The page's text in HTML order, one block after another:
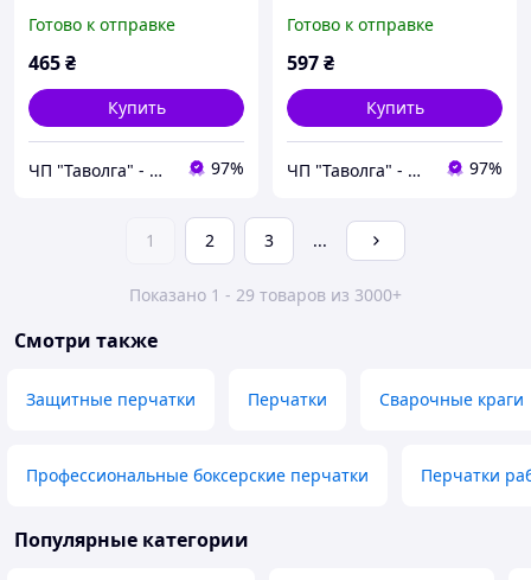
Готово к отправке
465₴
Купить
ЧП "Таволга" - магазин запчастей и инструментов 97%
подкладкой
Готово к отправке
597₴
Купить
ЧП "Таволга" - магазин запчастей и инструментов 97%
1 2 3 ...
Показано 1 - 29 товаров из 3000+
Смотри также
Защитные перчатки Перчатки Сварочные краги
Профессиональные боксерские перчатки Перчатки
Популярные категории